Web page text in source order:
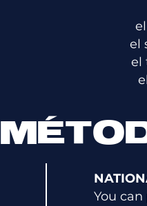
el
el
You